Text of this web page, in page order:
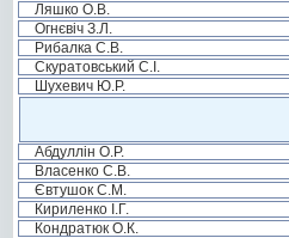
Ляшко О.В.
Огнєвіч З.Л.
Рибалка С.В.
Скуратовський С.І.
Шухевич Ю.Р.
Абдуллін О.Р.
Власенко С.В.
Євтушок С.М.
Кириленко І.Г.
Кондратюк О.К.